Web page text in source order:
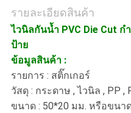
POLICY
รายละเอียดสินค้า
ไวนิลกันน้ำ PVC Die Cut ก
ป้าย
ข้อมูลสินค้า :
รายการ : สติ๊กเกอร์
วัสดุ : กระดาษ , ไวนิล , PP ,
ขนาด : 50*20 มม. หรือขนา